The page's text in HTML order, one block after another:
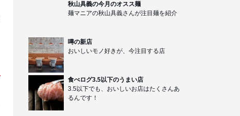
秋山具義の今月のオスス麺
麺マニアの秋山具義さんが注目麺を紹介
噂の新店
おいしいモノ好きが、今注目する店
食べログ3.5以下のうまい店
3.5以下でも、おいしいお店はたくさんあ
るんです！